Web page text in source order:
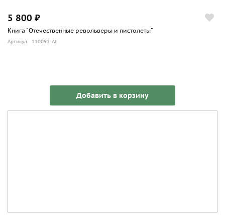
5 800 ₽
Книга "Отечественные револьверы и пистолеты"
Артикул: 110091-At
Добавить в корзину